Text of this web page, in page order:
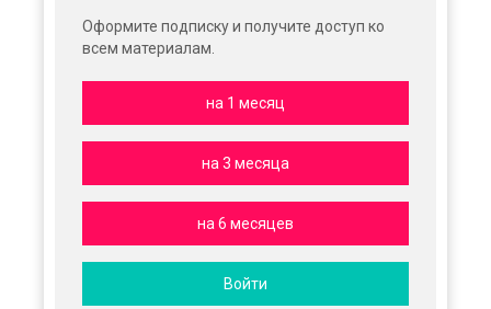
Оформите подписку и получите доступ ко
всем материалам.
на 1 месяц
на 3 месяца
на 6 месяцев
Войти